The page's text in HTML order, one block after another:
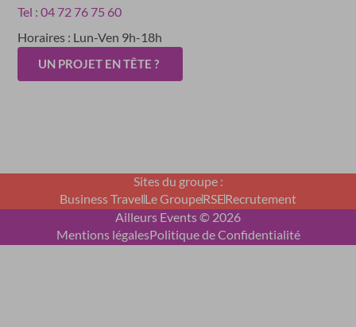
Tel : 04 72 76 75 60
Horaires : Lun-Ven 9h-18h
UN PROJET EN TÊTE ?
Sites du groupe :
Business TravelLe GroupeRSERecrutement
Ailleurs Events © 2026
Mentions légalesPolitique de Confidentialité